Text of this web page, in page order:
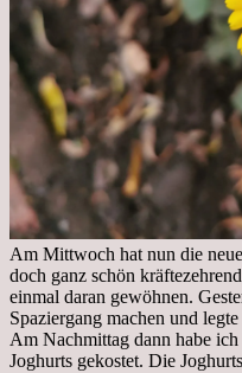
Am Mittwoch hat nun die
doch ganz schön
einmal daran gewöhnen.
Spaziergang machen und
Am Nachmittag dann habe
Joghurts gekostet. Die